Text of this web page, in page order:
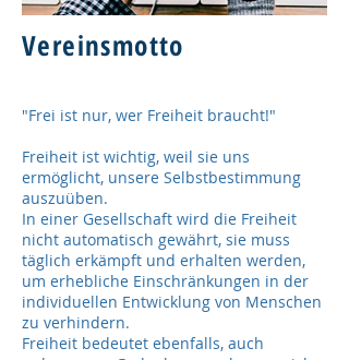
Vereinsmotto
"Frei ist nur, wer Freiheit braucht!"
Freiheit ist wichtig, weil sie uns
ermöglicht, unsere Selbstbestimmung
auszuüben.
In einer Gesellschaft wird die Freiheit
nicht automatisch gewährt, sie muss
täglich erkämpft und erhalten werden,
um erhebliche Einschränkungen in der
individuellen Entwicklung von Menschen
zu verhindern.
Freiheit bedeutet ebenfalls, auch